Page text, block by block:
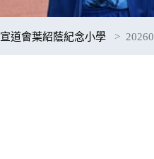
宣道會葉紹蔭紀念小學